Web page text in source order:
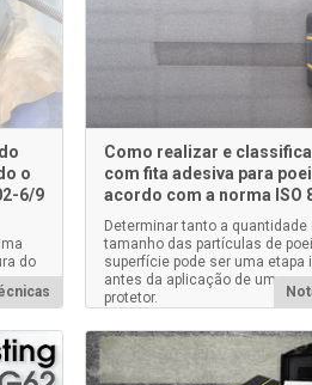
o
6/9
do
Como realizar e
com fita adesiva para
acordo com a norma ISO
Determinar tanto a quantidade
tamanho das partículas de
superfície pode ser uma etapa
antes da aplicação de um
protetor.